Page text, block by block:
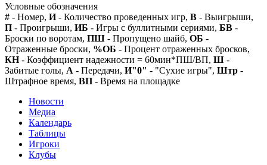
Условные обозначения
# - Номер, И- Количество проведенных игр, В - Выигрыши,
П - Проигрыши, ИБ - Игры с буллитными сериями, БВ -
Броски по воротам, ПШ - Пропущено шайб, ОБ -
Отраженные броски, %ОБ - Процент отраженных бросков,
КН- Коэффициент надежности = 60мин*ПШ/ВП, Ш -
Забитые голы, А - Передачи, И"0" - "Сухие игры", Штр -
Штрафное время, ВП - Время на площадке
Новости
Медиа
Календарь
Таблицы
Игроки
Клубы